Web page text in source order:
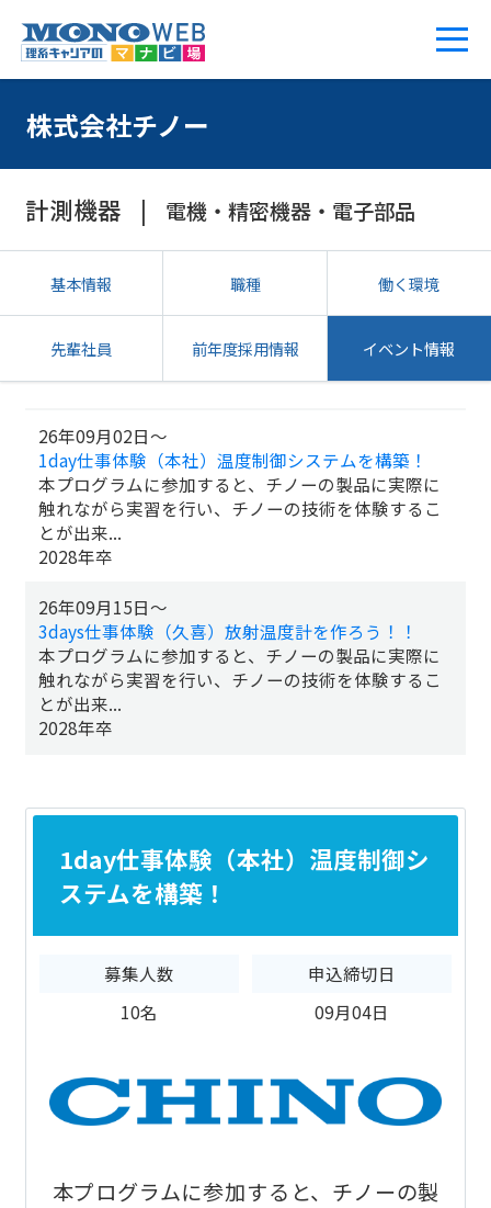
株式会社チノー
計測機器 電機・精密機器・電子部品
基本情報 職種 働く環境
先輩社員 前年度採用情報 イベント情報
26年09月02日～
1day仕事体験（本社）温度制御システムを構築！
本プログラムに参加すると、チノーの製品に実際に
触れながら実習を行い、チノーの技術を体験するこ
とが出来...
2028年卒
26年09月15日～
3days仕事体験（久喜）放射温度計を作ろう！！
本プログラムに参加すると、チノーの製品に実際に
触れながら実習を行い、チノーの技術を体験するこ
とが出来...
2028年卒
1day仕事体験（本社）温度制御シ
ステムを構築！
募集人数
10名
申込締切日
09月04日
本プログラムに参加すると、チノーの製